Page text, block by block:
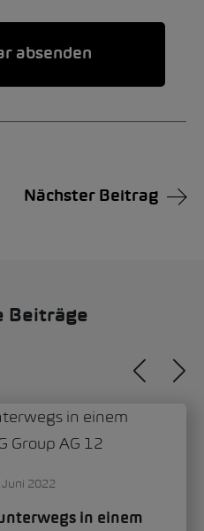
Nächster Beitrag
Beiträge
2022
in einem